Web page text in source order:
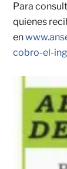
Para
quienes
en
cobro-el-